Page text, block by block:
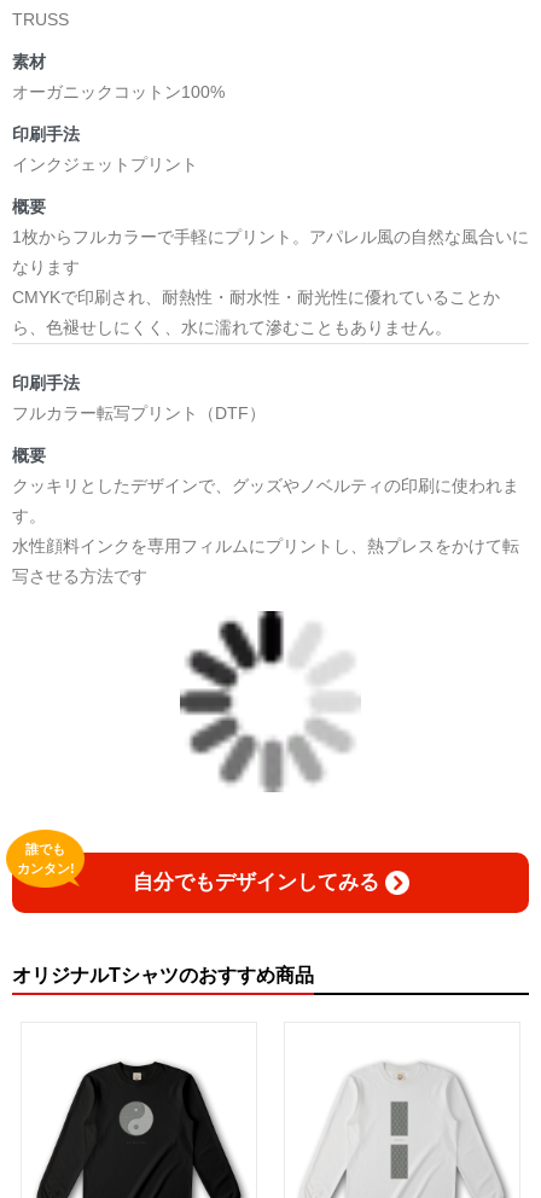
TRUSS
素材
オーガニックコットン100%
印刷手法
インクジェットプリント
概要
1枚からフルカラーで手軽にプリント。アパレル風の自然な風合いに
なります
CMYKで印刷され、耐熱性・耐水性・耐光性に優れていることか
ら、色褪せしにくく、水に濡れて滲むこともありません。
印刷手法
フルカラー転写プリント（DTF）
概要
クッキリとしたデザインで、グッズやノベルティの印刷に使われま
す。
水性顔料インクを専用フィルムにプリントし、熱プレスをかけて転
写させる方法です
自分でもデザインしてみる
誰でも
カンタン!
オリジナルTシャツのおすすめ商品